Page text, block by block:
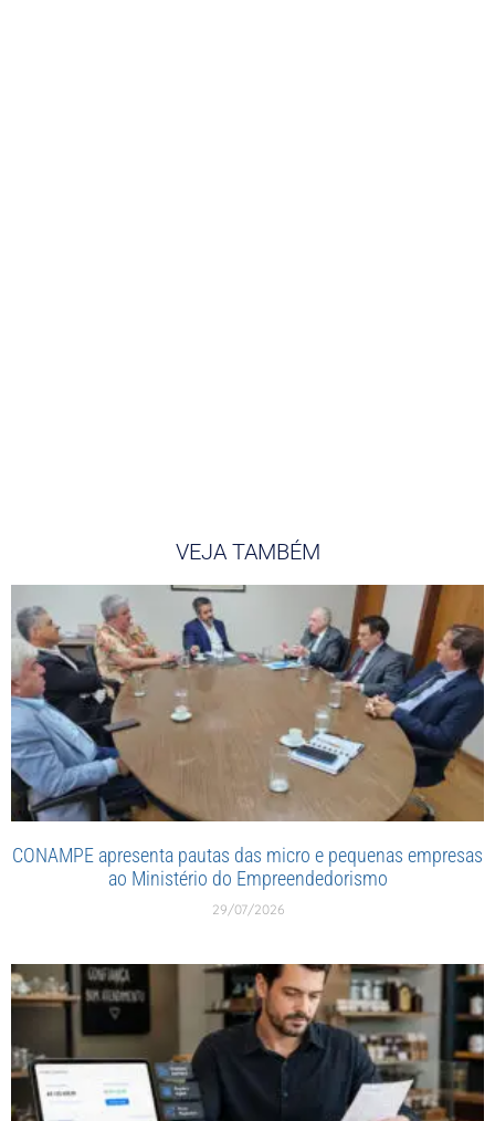
VEJA TAMBÉM
CONAMPE apresenta pautas das micro e pequenas empresas
ao Ministério do Empreendedorismo
29/07/2026